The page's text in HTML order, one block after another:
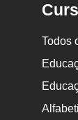
Todos